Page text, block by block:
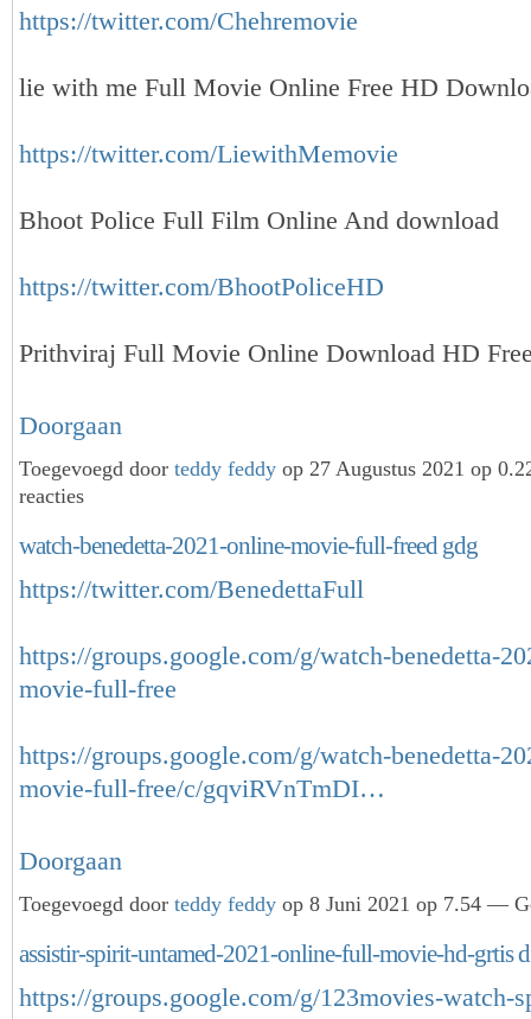
https://twitter.com/Chehremovie
lie with me Full Movie Online Free HD
https://twitter.com/LiewithMemovie
Bhoot Police Full Film Online And download
https://twitter.com/BhootPoliceHD
Prithviraj Full Movie Online Download HD
Doorgaan
Toegevoegd door teddy feddy op 27 Augustus 2021 op
reacties
watch-benedetta-2021-online-movie-full-freed gdg
https://twitter.com/BenedettaFull
https://groups.google.com/g/watch-benedetta-
movie-full-free
https://groups.google.com/g/watch-benedetta-
movie-full-free/c/gqviRVnTmDI…
Doorgaan
Toegevoegd door teddy feddy op 8 Juni 2021 op 7.54 —
assistir-spirit-untamed-2021-online-full-movie-hd-grtis
https://groups.google.com/g/123movies-watch-